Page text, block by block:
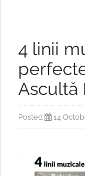
4 linii
Ascultă
Posted 14